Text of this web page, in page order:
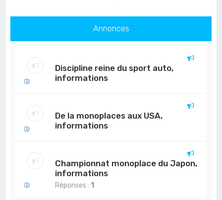
Annonces
Discipline reine du sport auto,
informations
De la monoplaces aux USA,
informations
Championnat monoplace du Japon,
informations
Réponses : 1